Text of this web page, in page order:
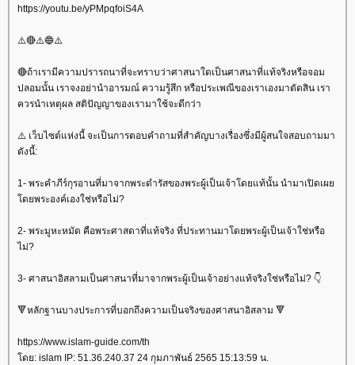
https://youtu.be/yPMpqfoiS4A
⚠️🔴⚠️🔵⚠️
🔴ถ้าเรามีความปรารถนาที่จะทราบว่าศาสนาใดเป็นศาสนาที่แท้จริงหรือจอม
ปลอมนั้น เราจงอย่านำอารมณ์ ความรู้สึก หรือประเพณีของเราเองมาตัดสิน เรา
ควรนำเหตุผล สติปัญญาของเรามาใช้จะดีกว่า
⚠️ เว็บไซต์แห่งนี้ จะเป็นการตอบคำถามที่สำคัญบางเรื่องซึ่งมีผู้สนใจสอบถามมา
ดังนี้:
1- พระคำภีร์กุรอานที่มาจากพระดำรัสของพระผู้เป็นเจ้าโดยแท้นั้น นำมาเปิดเผ
ดยพระองค์เองใช่หรือไม่?
2- พระมูหะหมัด คือพระศาสดาที่แท้จริง ที่ประทานมาโดยพระผู้เป็นเจ้าใช่หรือ
ไม่?
3- ศาสนาอิสลามเป็นศาสนาที่มาจากพระผู้เป็นเจ้าอย่างแท้จริงใช่หรือไม่? 👇
🔻หลักฐานบางประการที่บอกถึงความเป็นจริงของศาสนาอิสลาม 🔻
https://www.islam-guide.com/th
ดย: islam IP: 51.36.240.37 24 กุมภาพันธ์ 2565 15:13:59 น.